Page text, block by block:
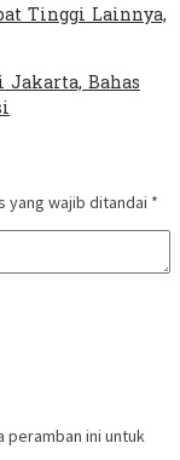
Tinggi Lainnya,
Jakarta, Bahas
yang wajib ditandai *
peramban ini untuk